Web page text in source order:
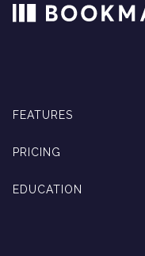
FEATURES
PRICING
EDUCATION